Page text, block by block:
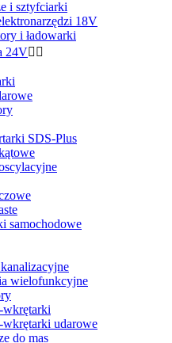
i sztyfciarki
18V
i ładowarki
24V 
SDS-Plus
samochodowe
wielofunkcyjne
wkrętarki
wkrętarki udarowe
do mas